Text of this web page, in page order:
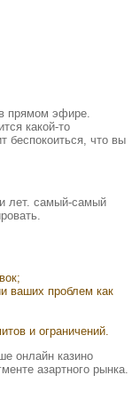
прямом эфире.
какой-то
беспокоиться, что вы
лет. самый-самый
ваших проблем как
и ограничений.
онлайн казино
азартного рынка.